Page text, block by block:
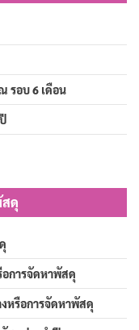
รอบ 6 เดือน
ดุ
อการจัดหาพัสดุ
หรือการจัดหาพัสดุ